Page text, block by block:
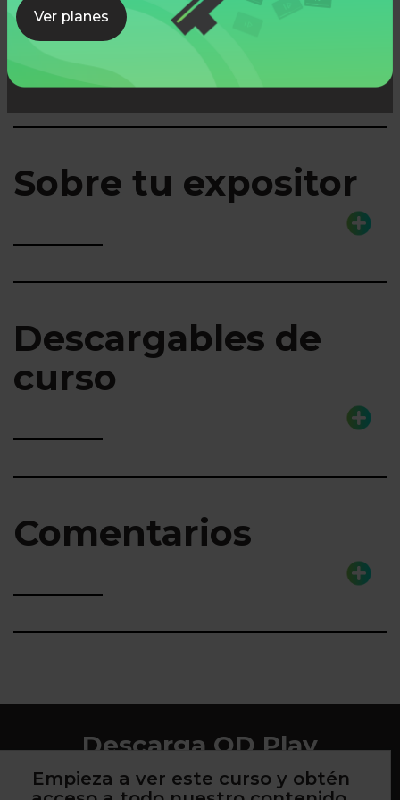
Ver planes
Lo que aprenderás
Sobre tu expositor
Descargables de
curso
Comentarios
Empieza a ver este curso y obtén
Descarga QD Play